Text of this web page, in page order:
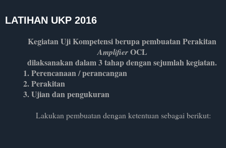
LATIHAN UKP 2016
Kegiatan Uji Kompetensi berupa pembuatan Perakitan
AmplifierOCL
dilaksanakan dalam 3 tahap dengan sejumlah kegiatan.
1. Perencanaan / perancangan
2. Perakitan
3. Ujian dan pengukuran
Lakukan pembuatan dengan ketentuan sebagai berikut: